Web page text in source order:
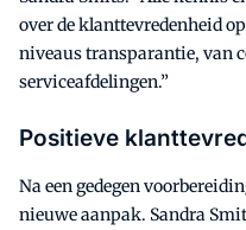
over de klanttevredenheid
niveaus transparantie, van
serviceafdelingen.”
Positieve
Na een gedegen
nieuwe aanpak. Sandra